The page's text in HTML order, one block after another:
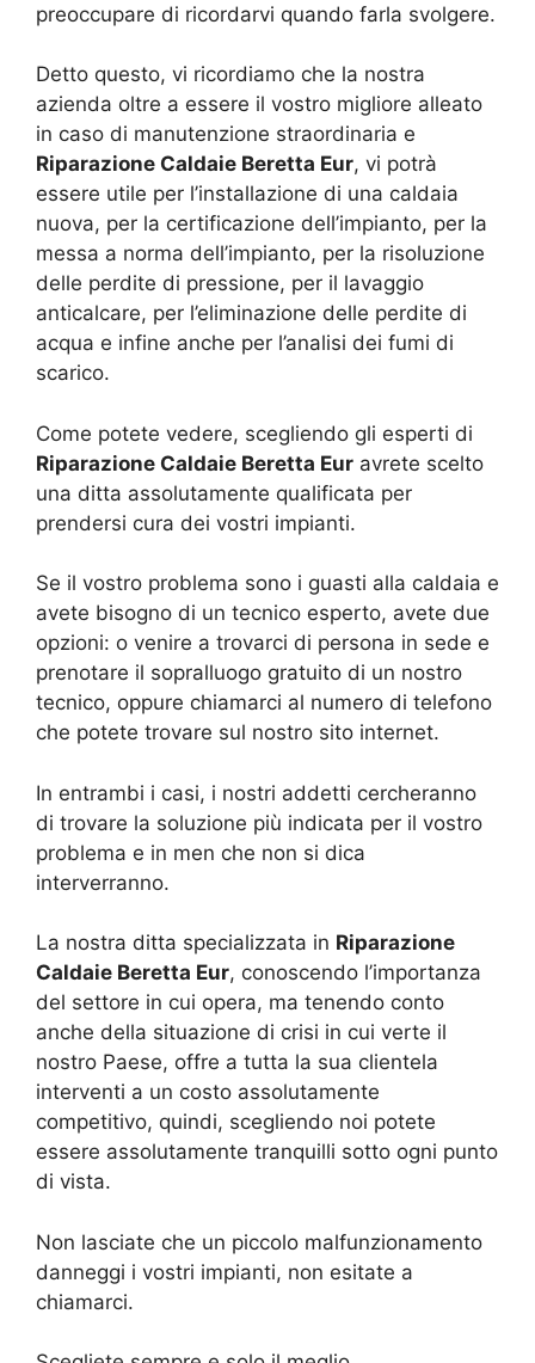
preoccupare di ricordarvi quando farla svolgere.
Detto questo, vi ricordiamo che la nostra
azienda oltre a essere il vostro migliore alleato
in caso di manutenzione straordinaria e
Riparazione Caldaie Beretta Eur, vi potrà
essere utile per l’installazione di una caldaia
nuova, per la certificazione dell’impianto, per la
messa a norma dell’impianto, per la risoluzione
delle perdite di pressione, per il lavaggio
anticalcare, per l’eliminazione delle perdite di
acqua e infine anche per l’analisi dei fumi di
scarico.
Come potete vedere, scegliendo gli esperti di
Riparazione Caldaie Beretta Eur avrete scelto
una ditta assolutamente qualificata per
prendersi cura dei vostri impianti.
Se il vostro problema sono i guasti alla caldaia e
avete bisogno di un tecnico esperto, avete due
opzioni: o venire a trovarci di persona in sede e
prenotare il sopralluogo gratuito di un nostro
tecnico, oppure chiamarci al numero di telefono
che potete trovare sul nostro sito internet.
In entrambi i casi, i nostri addetti cercheranno
di trovare la soluzione più indicata per il vostro
problema e in men che non si dica
interverranno.
La nostra ditta specializzata in Riparazione
Caldaie Beretta Eur, conoscendo l’importanza
del settore in cui opera, ma tenendo conto
anche della situazione di crisi in cui verte il
nostro Paese, offre a tutta la sua clientela
interventi a un costo assolutamente
competitivo, quindi, scegliendo noi potete
essere assolutamente tranquilli sotto ogni punto
di vista.
Non lasciate che un piccolo malfunzionamento
danneggi i vostri impianti, non esitate a
chiamarci.